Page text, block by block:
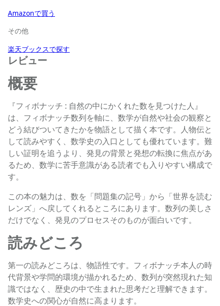
Amazonで買う
その他
楽天ブックスで探す
レビュー
概要
『フィボナッチ : 自然の中にかくれた数を見つけた人』
は、フィボナッチ数列を軸に、数学が自然や社会の観察と
どう結びついてきたかを物語として描く本です。人物伝と
して読みやすく、数学史の入口としても優れています。難
しい証明を追うより、発見の背景と発想の転換に焦点があ
るため、数学に苦手意識がある読者でも入りやすい構成で
す。
この本の魅力は、数を「問題集の記号」から「世界を読む
レンズ」へ戻してくれるところにあります。数列の美しさ
だけでなく、発見のプロセスそのものが面白いです。
読みどころ
第一の読みどころは、物語性です。フィボナッチ本人の時
代背景や学問的環境が描かれるため、数列が突然現れた知
識ではなく、歴史の中で生まれた思考だと理解できます。
数学史への関心が自然に高まります。